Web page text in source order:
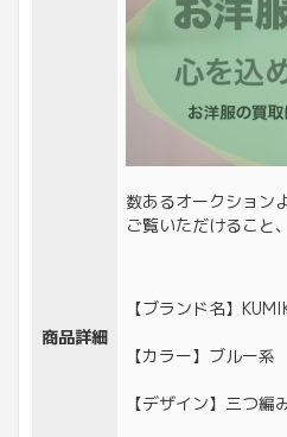
商品詳細
数あるオークション
ご覧いただけること
【ブランド名】
【カラー】ブルー系
【デザイン】三つ